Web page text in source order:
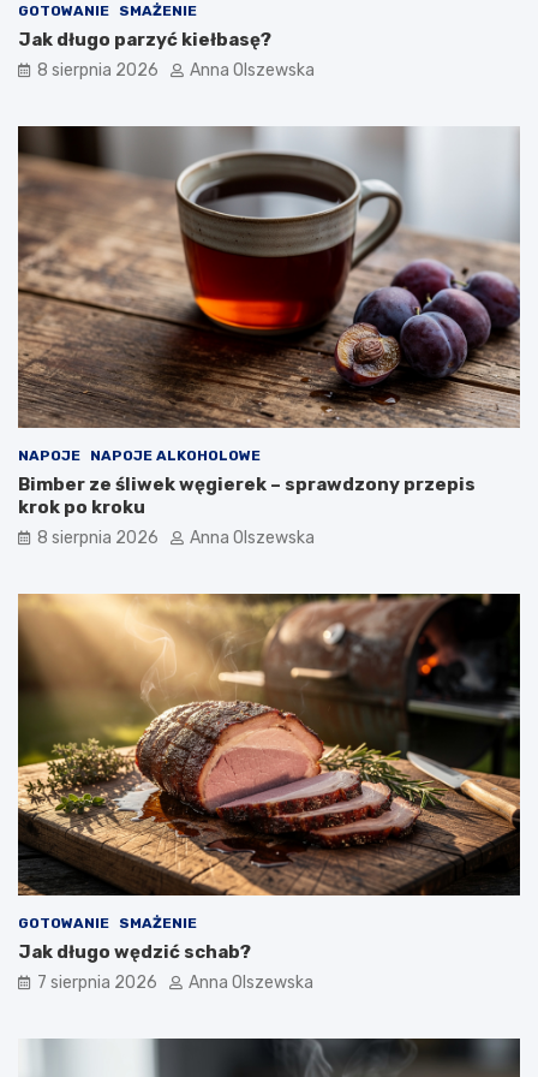
r
o
y
d
s
e
e
m
?
ó
w
j
k
e
w
b
r
a
ć
d
o
n
o
w
c
z
e
s
k
u
?
GOTOWANIE SMAŻENIE
Jak długo parzyć kiełbasę?
8 sierpnia 2026 Anna Olszewska
NAPOJE NAPOJE ALKOHOLOWE
Bimber ze śliwek węgierek – sprawdzony przepis
krok po kroku
8 sierpnia 2026 Anna Olszewska
GOTOWANIE SMAŻENIE
Jak długo wędzić schab?
7 sierpnia 2026 Anna Olszewska